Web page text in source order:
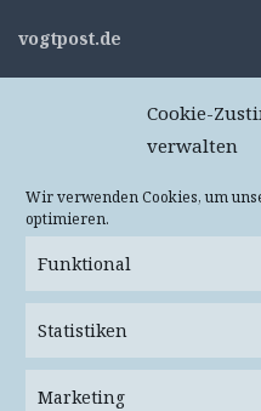
Cookie-
verwalten
Wir verwenden Cookies, um
optimieren.
Funktional
Statistiken
Marketing
vogtpost.de
Kurt-Schumacher-Straße
67663 Kaiserslautern
Keine Pakete oder
verweigert!
Bluesky: